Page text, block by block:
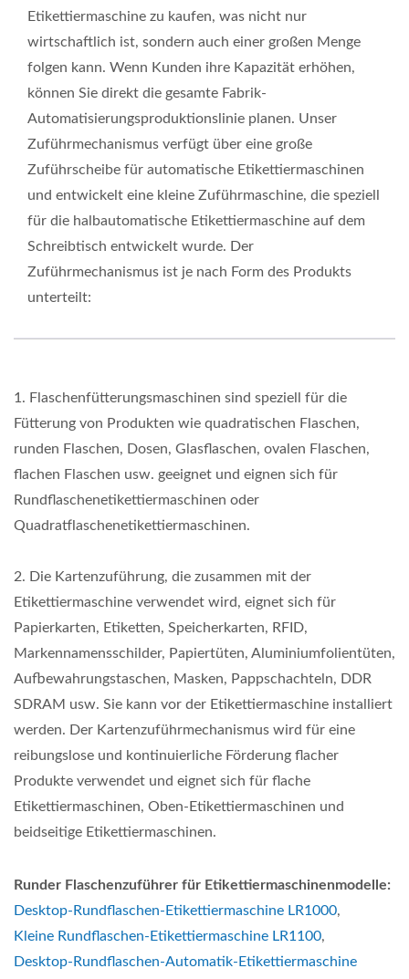
Etikettiermaschine zu kaufen, was nicht nur
wirtschaftlich ist, sondern auch einer großen Menge
folgen kann. Wenn Kunden ihre Kapazität erhöhen,
können Sie direkt die gesamte Fabrik-
Automatisierungsproduktionslinie planen. Unser
Zuführmechanismus verfügt über eine große
Zuführscheibe für automatische Etikettiermaschinen
und entwickelt eine kleine Zuführmaschine, die speziell
für die halbautomatische Etikettiermaschine auf dem
Schreibtisch entwickelt wurde. Der
Zuführmechanismus ist je nach Form des Produkts
unterteilt:
1. Flaschenfütterungsmaschinen sind speziell für die
Fütterung von Produkten wie quadratischen Flaschen,
runden Flaschen, Dosen, Glasflaschen, ovalen Flaschen,
flachen Flaschen usw. geeignet und eignen sich für
Rundflaschenetikettiermaschinen oder
Quadratflaschenetikettiermaschinen.
2. Die Kartenzuführung, die zusammen mit der
Etikettiermaschine verwendet wird, eignet sich für
Papierkarten, Etiketten, Speicherkarten, RFID,
Markennamensschilder, Papiertüten, Aluminiumfolientüten,
Aufbewahrungstaschen, Masken, Pappschachteln, DDR
SDRAM usw. Sie kann vor der Etikettiermaschine installiert
werden. Der Kartenzuführmechanismus wird für eine
reibungslose und kontinuierliche Förderung flacher
Produkte verwendet und eignet sich für flache
Etikettiermaschinen, Oben-Etikettiermaschinen und
beidseitige Etikettiermaschinen.
Runder Flaschenzuführer für Etikettiermaschinenmodelle:
Desktop-Rundflaschen-Etikettiermaschine LR1000,
Kleine Rundflaschen-Etikettiermaschine LR1100,
Desktop-Rundflaschen-Automatik-Etikettiermaschine